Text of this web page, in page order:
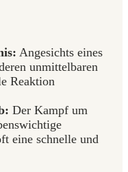
Angesichts eines
unmittelbaren
Reaktion
Der Kampf um
eine schnelle und